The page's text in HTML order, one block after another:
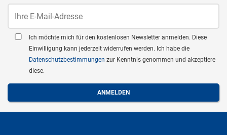
Ich möchte mich für den kostenlosen Newsletter anmelden. Diese
Einwilligung kann jederzeit widerrufen werden. Ich habe die
Datenschutzbestimmungen zur Kenntnis genommen und akzeptiere
diese.